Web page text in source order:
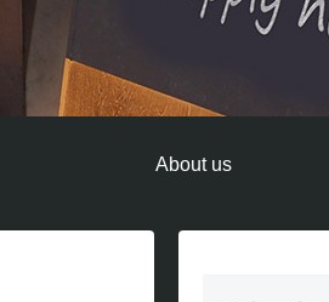
About us